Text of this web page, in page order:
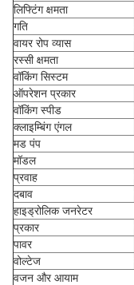
लिफ्टिंग क्षमता
गति
वायर रोप व्यास
रस्सी क्षमता
वॉकिंग सिस्टम
ऑपरेशन प्रकार
वॉकिंग स्पीड
क्लाइम्बिंग एंगल
मड पंप
मॉडल
प्रवाह
दबाव
हाइड्रोलिक जनरेटर
प्रकार
पावर
वोल्टेज
वजन और आयाम